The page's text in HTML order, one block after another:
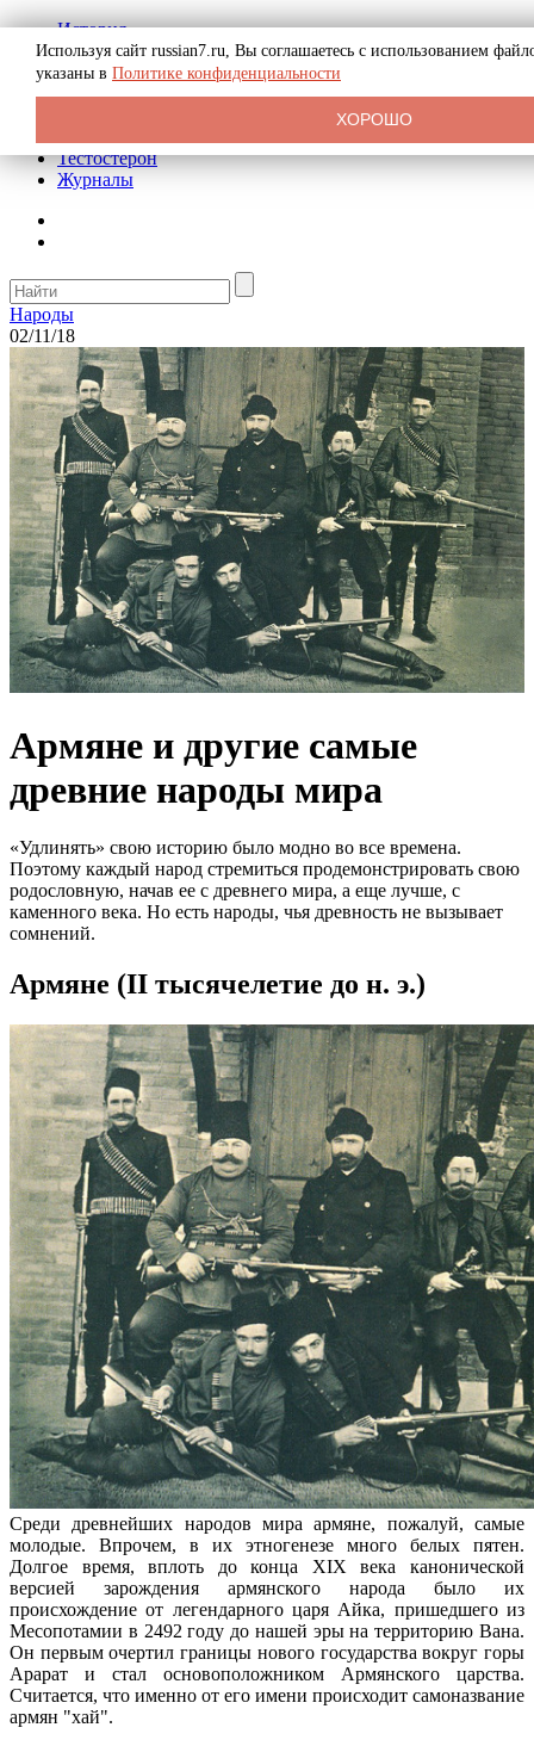
История
Биография
Криминал
Реклама на сайте
Тестостерон
Журналы
Народы
02/11/18
Армяне и другие самые
древние народы мира
«Удлинять» свою историю было модно во все времена.
Поэтому каждый народ стремиться продемонстрировать свою
родословную, начав ее с древнего мира, а еще лучше, с
каменного века. Но есть народы, чья древность не вызывает
сомнений.
Армяне (II тысячелетие до н. э.)
Среди древнейших народов мира армяне, пожалуй, самые
молодые. Впрочем, в их этногенезе много белых пятен.
Долгое время, вплоть до конца XIX века канонической
версией зарождения армянского народа было их
происхождение от легендарного царя Айка, пришедшего из
Месопотамии в 2492 году до нашей эры на территорию Вана.
Он первым очертил границы нового государства вокруг горы
Арарат и стал основоположником Армянского царства.
Считается, что именно от его имени происходит самоназвание
армян "хай".
Используя сайт russian7.ru, Вы соглашаетесь с использованием
указаны в Политике конфиденциальности
ХОРОШО